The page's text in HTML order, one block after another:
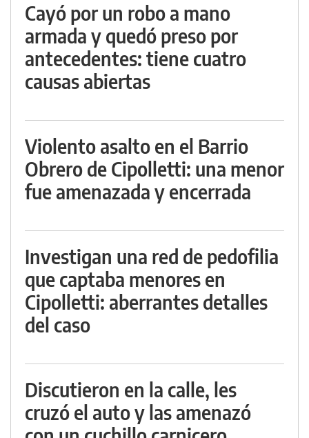
Cayó por un robo a mano
armada y quedó preso por
antecedentes: tiene cuatro
causas abiertas
Violento asalto en el Barrio
Obrero de Cipolletti: una menor
fue amenazada y encerrada
Investigan una red de pedofilia
que captaba menores en
Cipolletti: aberrantes detalles
del caso
Discutieron en la calle, les
cruzó el auto y las amenazó